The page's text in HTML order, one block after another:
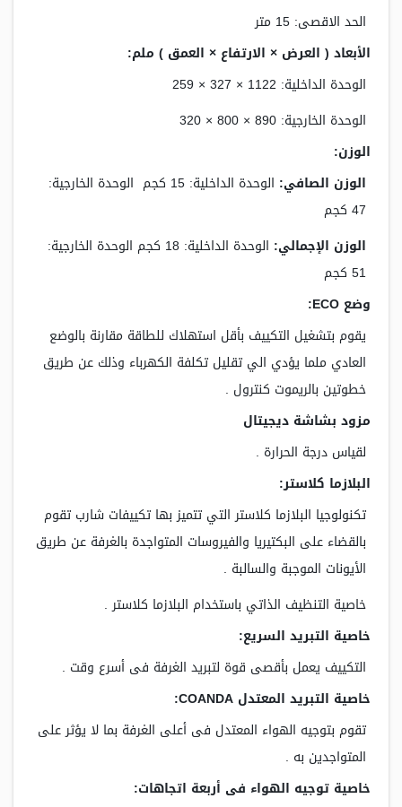
الحد الاقصى: 15 متر
الأبعاد ( العرض × الارتفاع × العمق ) ملم:
الوحدة الداخلية: 1122 × 327 × 259
الوحدة الخارجية: 890 × 800 × 320
الوزن:
الوزن الصافي:
الوحدة الداخلية: 15 كجم الوحدة الخارجية:
47 كجم
الوزن الإجمالي:
الوحدة الداخلية: 18 كجم الوحدة الخارجية:
51 كجم
وضع ECO:
يقوم بتشغيل التكييف بأقل استهلاك للطاقة مقارنة بالوضع
العادي ملما يؤدي الي تقليل تكلفة الكهرباء وذلك عن طريق
خطوتين بالريموت كنترول .
مزود بشاشة ديجيتال
لقياس درجة الحرارة .
البلازما كلاستر:
تكنولوجيا البلازما كلاستر التي تتميز بها تكييفات شارب تقوم
بالقضاء على البكتيريا والفيروسات المتواجدة بالغرفة عن طريق
الأيونات الموجبة والسالبة .
خاصية التنظيف الذاتي باستخدام البلازما كلاستر .
خاصية التبريد السريع:
التكييف يعمل بأقصى قوة لتبريد الغرفة فى أسرع وقت .
خاصية التبريد المعتدل COANDA:
تقوم بتوجيه الهواء المعتدل فى أعلى الغرفة بما لا يؤثر على
المتواجدين به .
خاصية توجيه الهواء فى أربعة اتجاهات: